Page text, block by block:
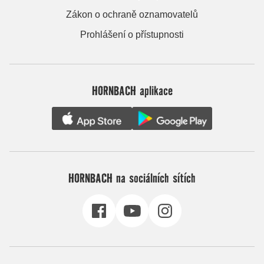
Zákon o ochraně oznamovatelů
Prohlášení o přístupnosti
HORNBACH aplikace
HORNBACH na sociálních sítích